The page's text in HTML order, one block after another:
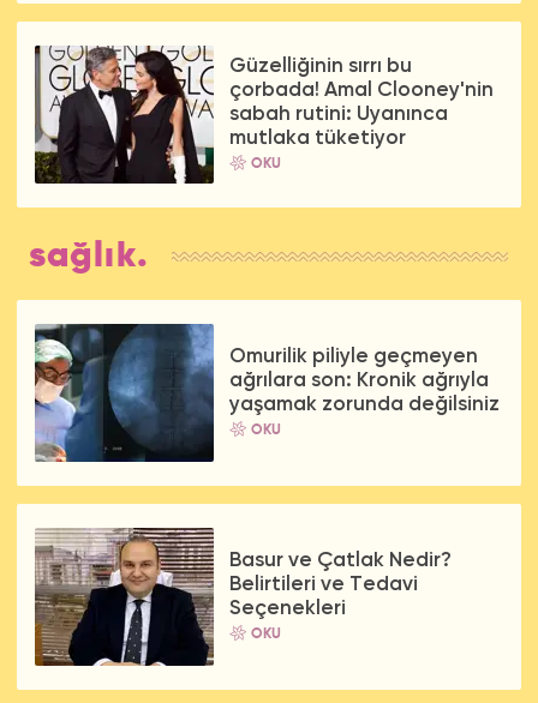
Güzelliğinin sırrı bu
çorbada! Amal Clooney'nin
sabah rutini: Uyanınca
mutlaka tüketiyor
OKU
sağlık.
Omurilik piliyle geçmeyen
ağrılara son: Kronik ağrıyla
yaşamak zorunda değilsiniz
OKU
Basur ve Çatlak Nedir?
Belirtileri ve Tedavi
Seçenekleri
OKU